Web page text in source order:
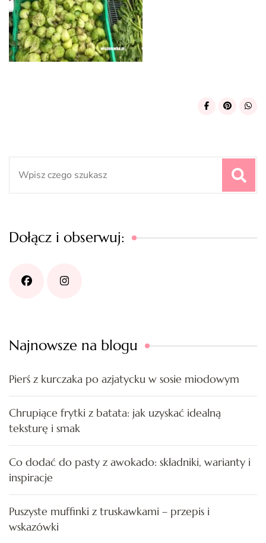
Dołącz i obserwuj:
Najnowsze na blogu
Pierś z kurczaka po azjatycku w sosie miodowym
Chrupiące frytki z batata: jak uzyskać idealną
teksturę i smak
Co dodać do pasty z awokado: składniki, warianty i
inspiracje
Puszyste muffinki z truskawkami – przepis i
wskazówki